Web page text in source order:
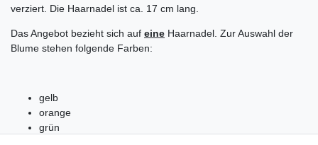
verziert. Die Haarnadel ist ca. 17 cm lang.
Das Angebot bezieht sich auf eine Haarnadel. Zur Auswahl der
Blume stehen folgende Farben:
gelb
orange
grün